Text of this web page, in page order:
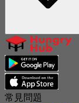
常見問題